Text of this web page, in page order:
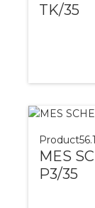
TK/35
Product
MES
P3/35